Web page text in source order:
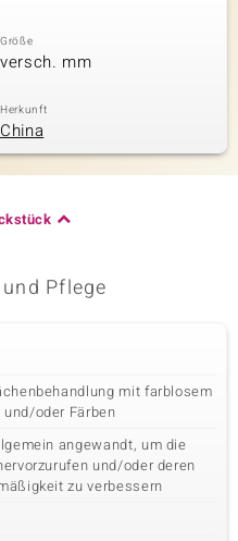
Größe
versch. mm
Herkunft
China
Pflege
mit farblosem
oder Färben
angewandt, um die
und/oder deren
zu verbessern